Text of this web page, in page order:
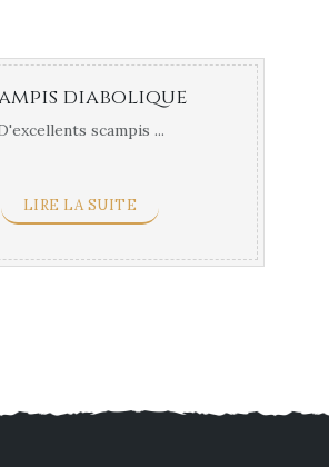
diabolique
scampis ...
LIRE LA SUITE